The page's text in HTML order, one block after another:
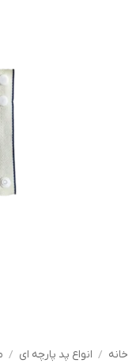
خانه / انواع پد پارچه ای /